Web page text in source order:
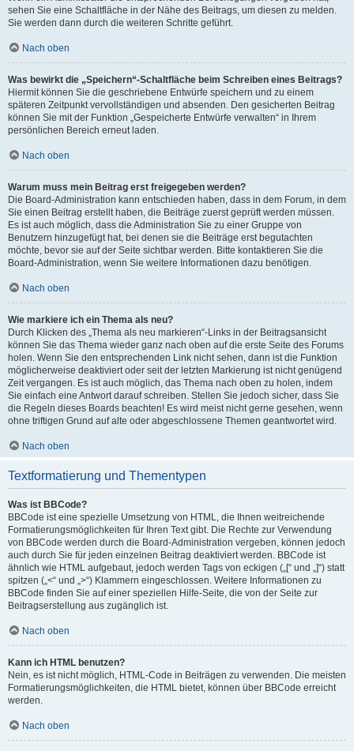
sehen Sie eine Schaltfläche in der Nähe des Beitrags, um diesen zu melden.
Sie werden dann durch die weiteren Schritte geführt.
Nach oben
Was bewirkt die „Speichern“-Schaltfläche beim Schreiben eines Beitrags?
Hiermit können Sie die geschriebene Entwürfe speichern und zu einem
späteren Zeitpunkt vervollständigen und absenden. Den gesicherten Beitrag
können Sie mit der Funktion „Gespeicherte Entwürfe verwalten“ in Ihrem
persönlichen Bereich erneut laden.
Nach oben
Warum muss mein Beitrag erst freigegeben werden?
Die Board-Administration kann entschieden haben, dass in dem Forum, in dem
Sie einen Beitrag erstellt haben, die Beiträge zuerst geprüft werden müssen.
Es ist auch möglich, dass die Administration Sie zu einer Gruppe von
Benutzern hinzugefügt hat, bei denen sie die Beiträge erst begutachten
möchte, bevor sie auf der Seite sichtbar werden. Bitte kontaktieren Sie die
Board-Administration, wenn Sie weitere Informationen dazu benötigen.
Nach oben
Wie markiere ich ein Thema als neu?
Durch Klicken des „Thema als neu markieren“-Links in der Beitragsansicht
können Sie das Thema wieder ganz nach oben auf die erste Seite des Forums
holen. Wenn Sie den entsprechenden Link nicht sehen, dann ist die Funktion
möglicherweise deaktiviert oder seit der letzten Markierung ist nicht genügend
Zeit vergangen. Es ist auch möglich, das Thema nach oben zu holen, indem
Sie einfach eine Antwort darauf schreiben. Stellen Sie jedoch sicher, dass Sie
die Regeln dieses Boards beachten! Es wird meist nicht gerne gesehen, wenn
ohne triftigen Grund auf alte oder abgeschlossene Themen geantwortet wird.
Nach oben
Textformatierung und Thementypen
Was ist BBCode?
BBCode ist eine spezielle Umsetzung von HTML, die Ihnen weitreichende
Formatierungsmöglichkeiten für Ihren Text gibt. Die Rechte zur Verwendung
von BBCode werden durch die Board-Administration vergeben, können jedoch
auch durch Sie für jeden einzelnen Beitrag deaktiviert werden. BBCode ist
ähnlich wie HTML aufgebaut, jedoch werden Tags von eckigen („[“ und „]“) statt
spitzen („<“ und „>“) Klammern eingeschlossen. Weitere Informationen zu
BBCode finden Sie auf einer speziellen Hilfe-Seite, die von der Seite zur
Beitragserstellung aus zugänglich ist.
Nach oben
Kann ich HTML benutzen?
Nein, es ist nicht möglich, HTML-Code in Beiträgen zu verwenden. Die meisten
Formatierungsmöglichkeiten, die HTML bietet, können über BBCode erreicht
werden.
Nach oben